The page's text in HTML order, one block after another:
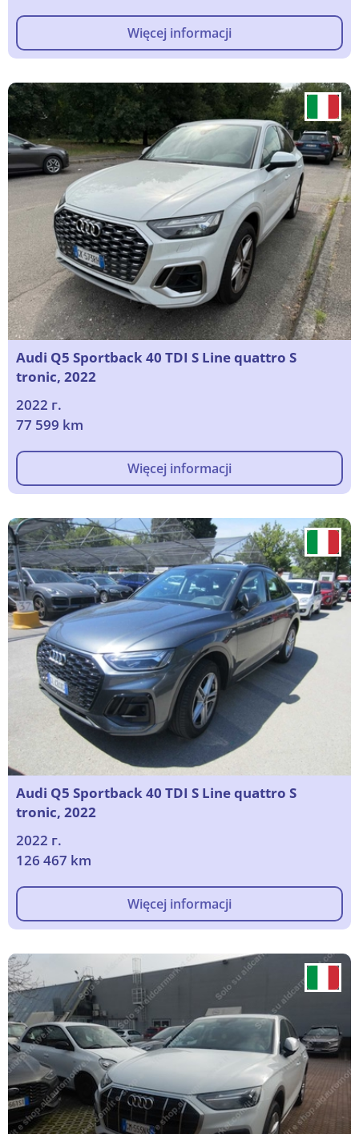
Więcej informacji
Audi Q5 Sportback 40 TDI S Line quattro S
tronic, 2022
2022 г.
77 599 km
Więcej informacji
Audi Q5 Sportback 40 TDI S Line quattro S
tronic, 2022
2022 г.
126 467 km
Więcej informacji